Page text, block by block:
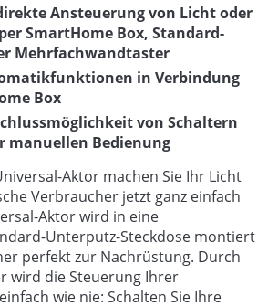
Ansteuerung von Licht oder
SmartHome Box, Standard-
Mehrfachwandtaster
in Verbindung
Box
von Schaltern
manuellen Bedienung
Aktor machen Sie Ihr Licht
Verbraucher jetzt ganz einfach
Aktor wird in eine
Unterputz-Steckdose montiert
perfekt zur Nachrüstung. Durch
wird die Steuerung Ihrer
wie nie: Schalten Sie Ihre